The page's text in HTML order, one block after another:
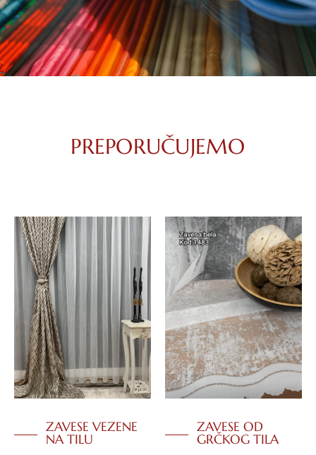
PREPORUČUJEMO
ZAVESE VEZENE
NA TILU
ZAVESE OD
GRČKOG TILA